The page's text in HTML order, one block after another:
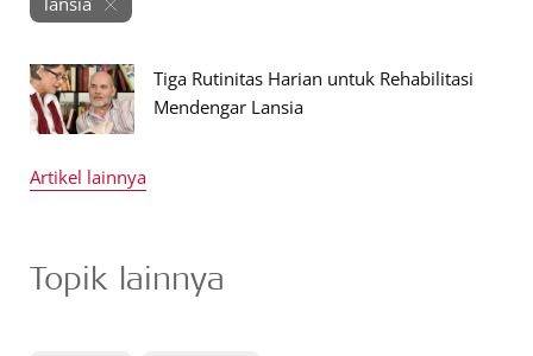
Tiga Rutinitas Harian untuk Rehabilitasi
Mendengar Lansia
Artikel lainnya
Topik lainnya